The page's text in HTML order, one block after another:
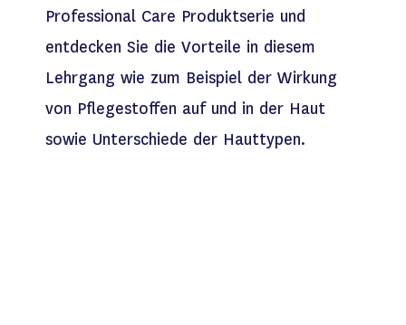
Professional Care Produktserie und
entdecken Sie die Vorteile in diesem
Lehrgang wie zum Beispiel der Wirkung
von Pflegestoffen auf und in der Haut
sowie Unterschiede der Hauttypen.